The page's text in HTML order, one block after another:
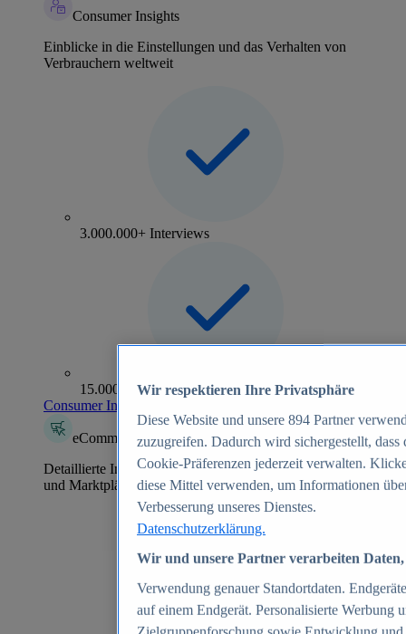
Consumer Insights
Einblicke in die Einstellungen und das Verhalten von
Verbrauchern weltweit
3.000.000+ Interviews
15.000+ Marken
Consumer Insights entdecken
eCommerce Insights
Detaillierte Informationen zu mehr als 39.000 Online-Shops
und Marktplätzen
Wir respektieren Ihre Privatsphäre
Diese Website und unsere 894 Partner
zuzugreifen. Dadurch wird sichergestellt,
Cookie-Präferenzen jederzeit verwalten.
diese Mittel verwenden, um Informationen
Verbesserung unseres Dienstes.
Datenschutzerklärung.
Wir und unsere Partner verarbeiten
Verwendung genauer Standortdaten.
auf einem Endgerät. Personalisierte Werbung